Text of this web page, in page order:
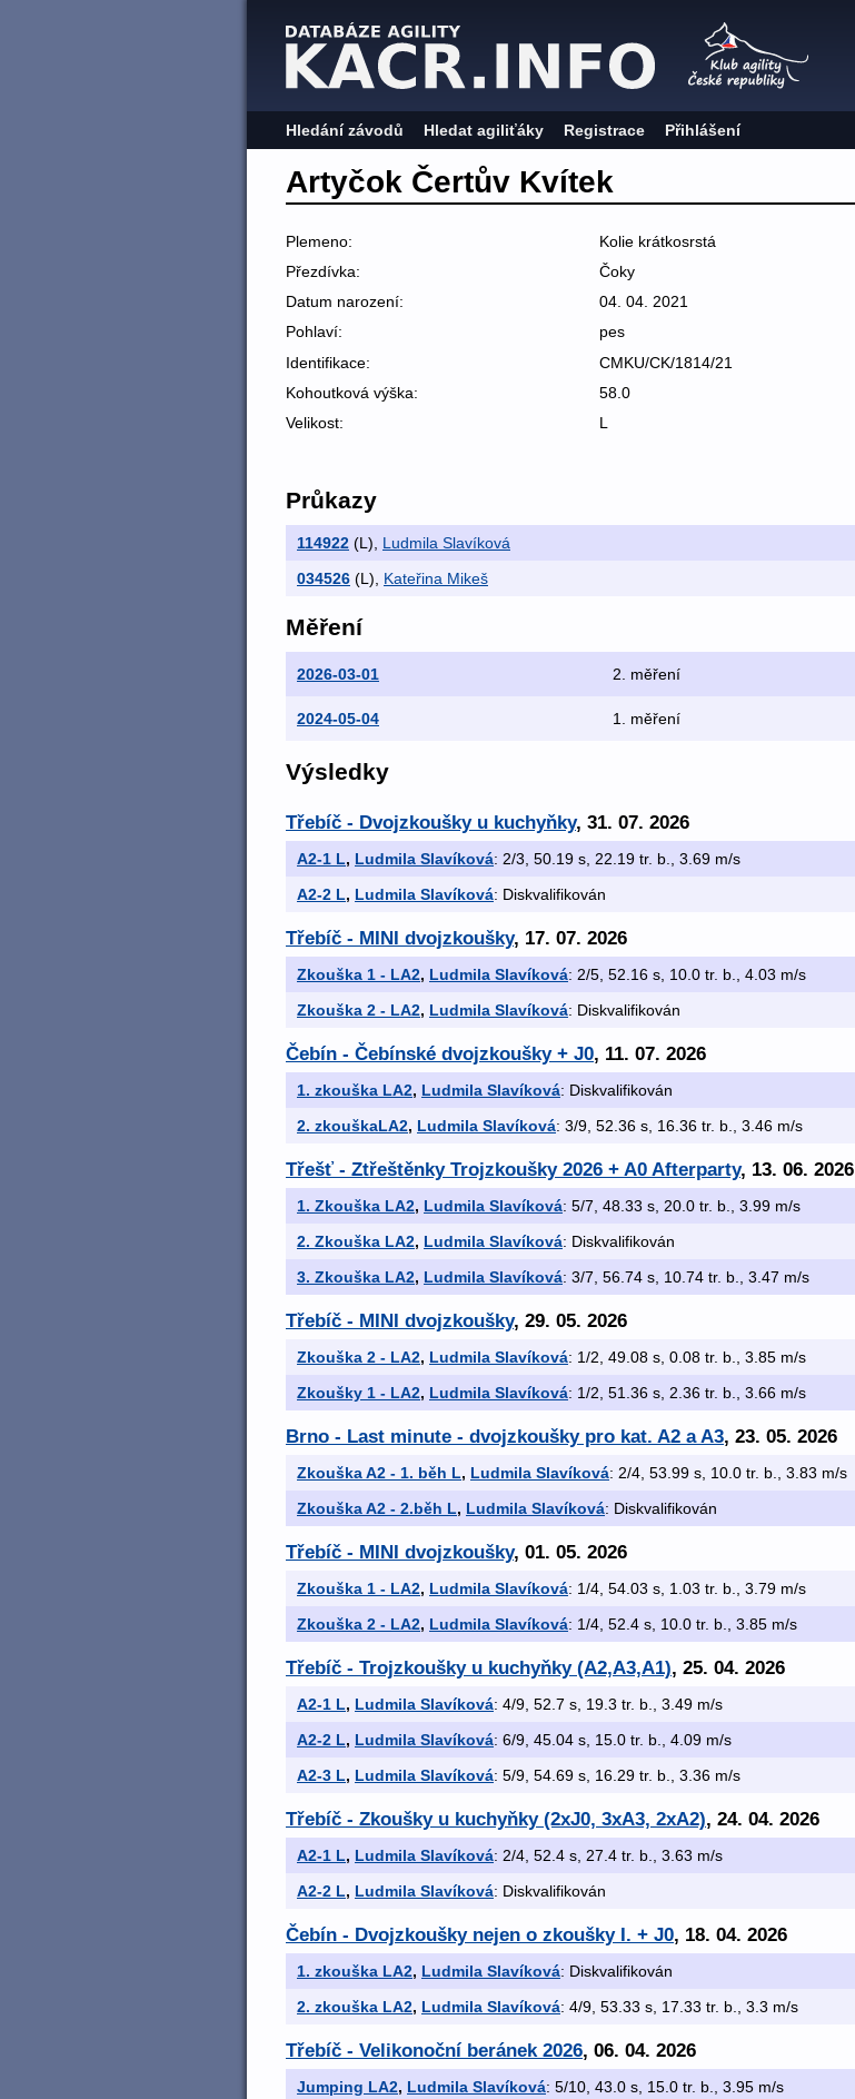
Hledání závodů Hledat agiliťáky Registrace Přihlášení
Artyčok Čertův Kvítek
Plemeno:
Kolie krátkosrstá
Přezdívka:
Čoky
Datum narození:
04. 04. 2021
Pohlaví:
pes
Identifikace:
CMKU/CK/1814/21
Kohoutková výška:
58.0
Velikost:
L
Průkazy
114922 (L)
Ludmila Slavíková
034526 (L) Kateřina Mikeš
Měření
2026-03-01 2. měření
2024-05-04 1. měření
Výsledky
Třebíč - Dvojzkoušky u kuchyňky, 31. 07. 2026
A2-1 L, Ludmila Slavíková: 2/3, 50.19 s, 22.19 tr. b., 3.69 m/s
A2-2 L, Ludmila Slavíková: Diskvalifikován
Třebíč - MINI dvojzkoušky, 17. 07. 2026
Zkouška 1 - LA2, Ludmila Slavíková: 2/5, 52.16 s, 10.0 tr. b., 4.03 m/s
Zkouška 2 - LA2, Ludmila Slavíková: Diskvalifikován
Čebín - Čebínské dvojzkoušky + J0, 11. 07. 2026
1. zkouška LA2, Ludmila Slavíková: Diskvalifikován
2. zkouškaLA2, Ludmila Slavíková: 3/9, 52.36 s, 16.36 tr. b., 3.46 m/s
Třešť - Ztřeštěnky Trojzkoušky 2026 + A0 Afterparty, 13. 06. 2026
1. Zkouška LA2, Ludmila Slavíková: 5/7, 48.33 s, 20.0 tr. b., 3.99 m/s
2. Zkouška LA2, Ludmila Slavíková: Diskvalifikován
3. Zkouška LA2, Ludmila Slavíková: 3/7, 56.74 s, 10.74 tr. b., 3.47 m/s
Třebíč - MINI dvojzkoušky, 29. 05. 2026
Zkouška 2 - LA2, Ludmila Slavíková: 1/2, 49.08 s, 0.08 tr. b., 3.85 m/s
Zkoušky 1 - LA2, Ludmila Slavíková: 1/2, 51.36 s, 2.36 tr. b., 3.66 m/s
Brno - Last minute - dvojzkoušky pro kat. A2 a A3, 23. 05. 2026
Zkouška A2 - 1. běh L, Ludmila Slavíková: 2/4, 53.99 s, 10.0 tr. b., 3.83 m/s
Zkouška A2 - 2.běh L, Ludmila Slavíková: Diskvalifikován
Třebíč - MINI dvojzkoušky, 01. 05. 2026
Zkouška 1 - LA2, Ludmila Slavíková: 1/4, 54.03 s, 1.03 tr. b., 3.79 m/s
Zkouška 2 - LA2, Ludmila Slavíková: 1/4, 52.4 s, 10.0 tr. b., 3.85 m/s
Třebíč - Trojzkoušky u kuchyňky (A2,A3,A1), 25. 04. 2026
A2-1 L, Ludmila Slavíková: 4/9, 52.7 s, 19.3 tr. b., 3.49 m/s
A2-2 L, Ludmila Slavíková: 6/9, 45.04 s, 15.0 tr. b., 4.09 m/s
A2-3 L, Ludmila Slavíková: 5/9, 54.69 s, 16.29 tr. b., 3.36 m/s
Třebíč - Zkoušky u kuchyňky (2xJ0, 3xA3, 2xA2), 24. 04. 2026
A2-1 L, Ludmila Slavíková: 2/4, 52.4 s, 27.4 tr. b., 3.63 m/s
A2-2 L, Ludmila Slavíková: Diskvalifikován
Čebín - Dvojzkoušky nejen o zkoušky I. + J0, 18. 04. 2026
1. zkouška LA2, Ludmila Slavíková: Diskvalifikován
2. zkouška LA2, Ludmila Slavíková: 4/9, 53.33 s, 17.33 tr. b., 3.3 m/s
Třebíč - Velikonoční beránek 2026, 06. 04. 2026
Jumping LA2, Ludmila Slavíková: 5/10, 43.0 s, 15.0 tr. b., 3.95 m/s